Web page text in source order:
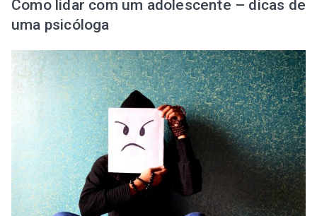
Como lidar com um adolescente – dicas de
uma psicóloga